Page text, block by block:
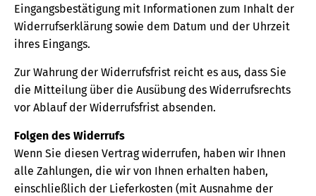
Eingangsbestätigung mit Informationen zum Inhalt der
Widerrufserklärung sowie dem Datum und der Uhrzeit
ihres Eingangs.
Zur Wahrung der Widerrufsfrist reicht es aus, dass Sie
die Mitteilung über die Ausübung des Widerrufsrechts
vor Ablauf der Widerrufsfrist absenden.
Folgen des Widerrufs
Wenn Sie diesen Vertrag widerrufen, haben wir Ihnen
alle Zahlungen, die wir von Ihnen erhalten haben,
einschließlich der Lieferkosten (mit Ausnahme der